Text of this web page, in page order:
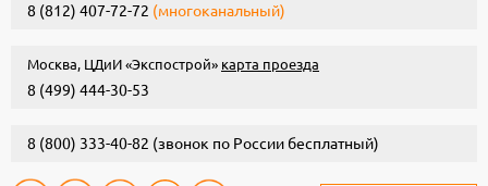
8 (812) 407-72-72 (многоканальный)
Москва, ЦДиИ «Экспострой» карта проезда
8 (499) 444-30-53
8 (800) 333-40-82 (звонок по России бесплатный)